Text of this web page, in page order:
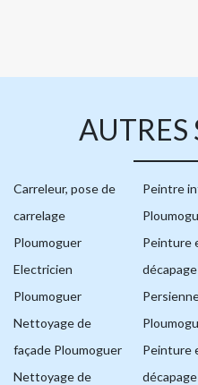
AUTRES
Carreleur, pose de
carrelage
Ploumoguer
Electricien
Ploumoguer
Nettoyage de
façade Ploumoguer
Nettoyage de
Peintre
Peinture
Peinture